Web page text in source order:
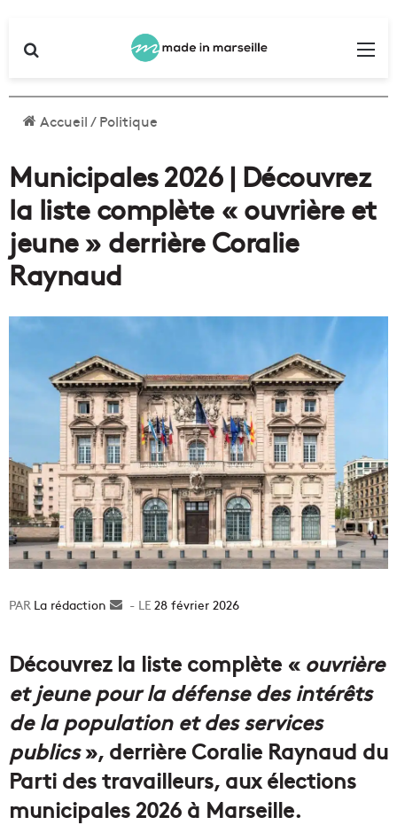
Accueil/Politique
Municipales 2026 | Découvrez
la liste complète « ouvrière et
jeune » derrière Coralie
Raynaud
La rédaction
Envoyer28 février 2026
Découvrez la liste complète « ouvrière
et jeune pour la défense des intérêts
de la population et des services
publics», derrière Coralie Raynaud du
Parti des travailleurs, aux élections
municipales 2026 à Marseille.